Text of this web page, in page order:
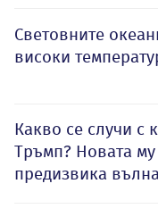
Световните
високи
Какво се случи с
Тръмп? Новата
предизвика